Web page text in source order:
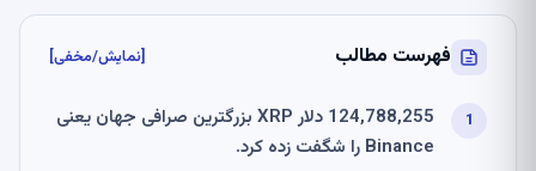
فهرست مطالب [نمایش/مخفی]
124,788,255 دلار XRP بزرگترین صرافی جهان یعنی
Binance را شگفت زده کرد.